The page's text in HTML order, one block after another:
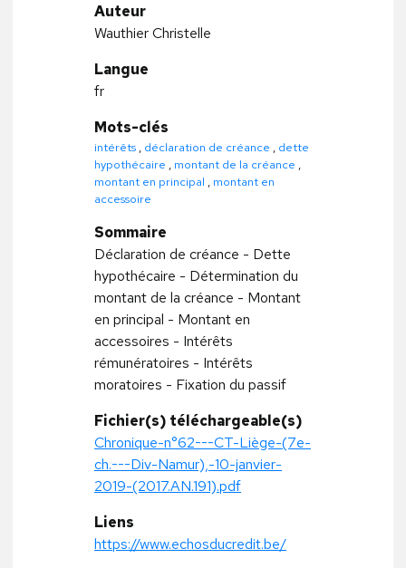
Auteur
Wauthier Christelle
Langue
fr
Mots-clés
intérêts , déclaration de créance , dette
hypothécaire , montant de la créance ,
montant en principal , montant en
accessoire
Sommaire
Déclaration de créance - Dette
hypothécaire - Détermination du
montant de la créance - Montant
en principal - Montant en
accessoires - Intérêts
rémunératoires - Intérêts
moratoires - Fixation du passif
Fichier(s) téléchargeable(s)
Chronique-n°62---CT-Liège-(7e-
ch.---Div-Namur),-10-janvier-
2019-(2017.AN.191).pdf
Liens
https://www.echosducredit.be/